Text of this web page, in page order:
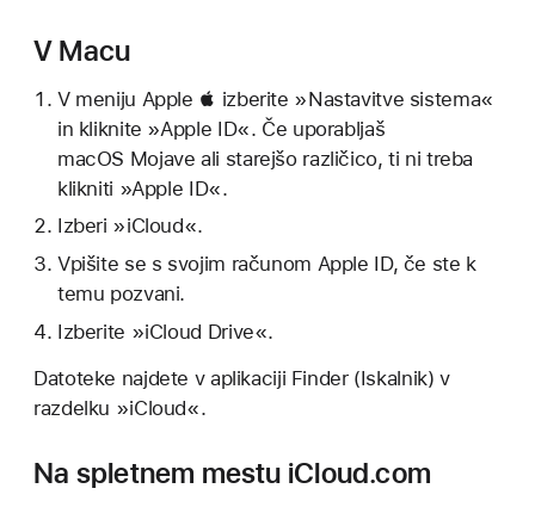
V Macu
V meniju Apple  izberite »Nastavitve sistema«
in kliknite »Apple ID«. Če uporabljaš
macOS Mojave ali starejšo različico, ti ni treba
klikniti »Apple ID«.
Izberi »iCloud«.
Vpišite se s svojim računom Apple ID, če ste k
temu pozvani.
Izberite »iCloud Drive«.
Datoteke najdete v aplikaciji Finder (Iskalnik) v
razdelku »iCloud«.
Na spletnem mestu iCloud.com